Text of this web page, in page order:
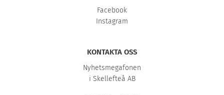
Facebook
Instagram
KONTAKTA OSS
Nyhetsmegafonen
i Skellefteå AB